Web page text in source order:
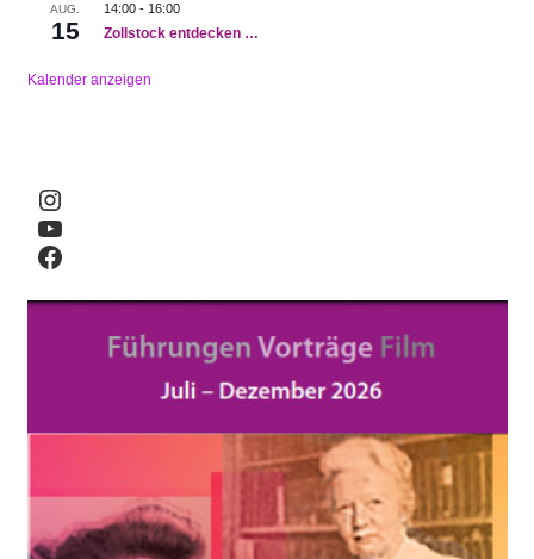
AUG.
15
14:00- 16:00
Zollstock entdecken …
Kalender anzeigen
Instagram
YouTube
Facebook